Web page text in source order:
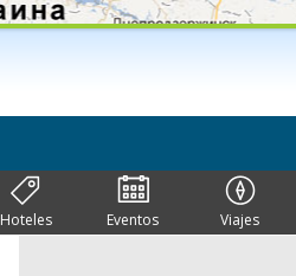
Hoteles Eventos Viajes